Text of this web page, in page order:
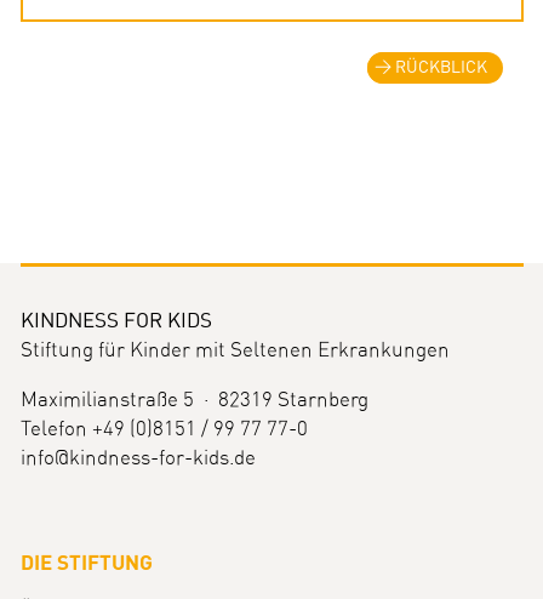
RÜCKBLICK
KINDNESS FOR KIDS
Stiftung für Kinder mit Seltenen Erkrankungen
Maximilianstraße 5 · 82319 Starnberg
Telefon +49 (0)8151 / 99 77 77-0
info@kindness-for-kids.de
DIE STIFTUNG